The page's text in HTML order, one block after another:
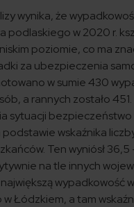
wynika, że
podlaskiego w 2020 r.
poziomie, co ma
za ubezpieczenia
w sumie 430
a rannych zostało
sytuacji
wskaźnika
Ten wyniósł 36,5
na tle innych
wypadkowość
Łódzkiem, a tam